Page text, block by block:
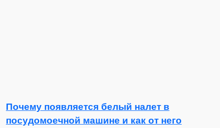
Почему появляется белый налет в
посудомоечной машине и как от него